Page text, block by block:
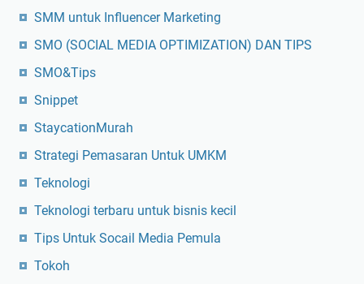
SMM untuk Influencer Marketing
SMO (SOCIAL MEDIA OPTIMIZATION) DAN TIPS
SMO&Tips
Snippet
StaycationMurah
Strategi Pemasaran Untuk UMKM
Teknologi
Teknologi terbaru untuk bisnis kecil
Tips Untuk Socail Media Pemula
Tokoh